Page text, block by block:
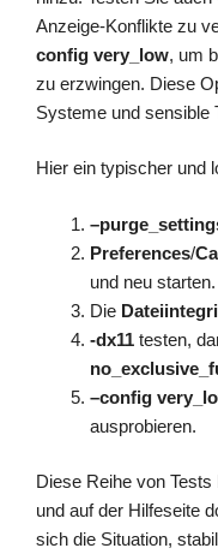
Anzeige-Konflikte zu
config very_low, um
zu erzwingen. Diese
Systeme und sensible
Hier ein typischer und
Preferences/
und neu starten.
Die
-dx11 testen,
–config
ausprobieren.
Diese Reihe von
und auf der Hilfeseite
sich die Situation,